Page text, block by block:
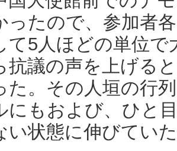
ったので、参加者
て5人ほどの単位で
抗議の声を上げる
た。その人垣の行
にもおよび、ひと
い状態に伸びてい